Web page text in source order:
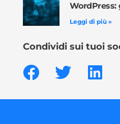
Leggi di più »
Condividi sui tuoi